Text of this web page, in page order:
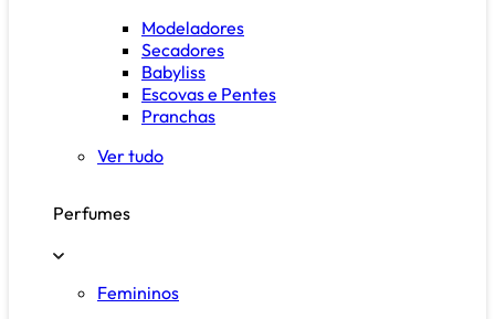
Modeladores
Secadores
Babyliss
Escovas e Pentes
Pranchas
Ver tudo
Perfumes
Femininos